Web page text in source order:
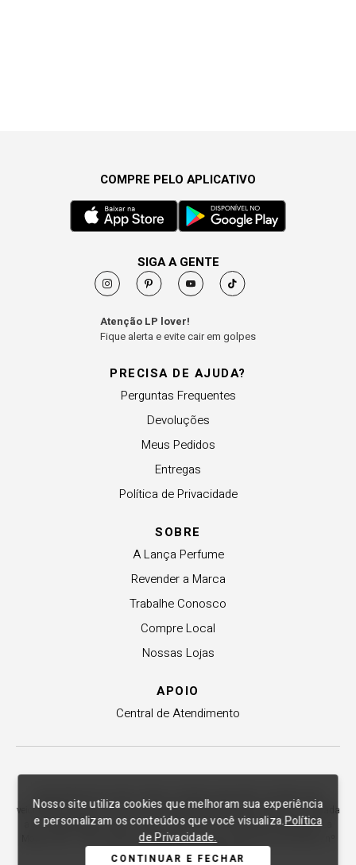
Nosso site utiliza cookies que melhoram sua experiência
e personalizam os conteúdos que você visualiza.Política
de Privacidade.
CONTINUAR E FECHAR
PRECISA DE AJUDA?
Perguntas Frequentes
Devoluções
Meus Pedidos
Entregas
Política de Privacidade
SOBRE
A Lança Perfume
Revender a Marca
Trabalhe Conosco
Compre Local
Nossas Lojas
APOIO
Central de Atendimento
COMPRE PELO APLICATIVO
SIGA A GENTE
Atenção LP lover!
Fique alerta e evite cair em golpes
Copyright © 2012-2026. Todos os direitos reservados. As fotos aqui
veiculadas, logotipo e marca são de propriedade de Lança Perfume. É vedada
a sua reprodução, total ou parcial. Indústria e Comércio de Confecções La
Moda LTDA - CNPJ 79.653.119/0009-70 – Acesso estadual Rio Maina, nº
1925 - Vila Macarini - Criciúma/SC.